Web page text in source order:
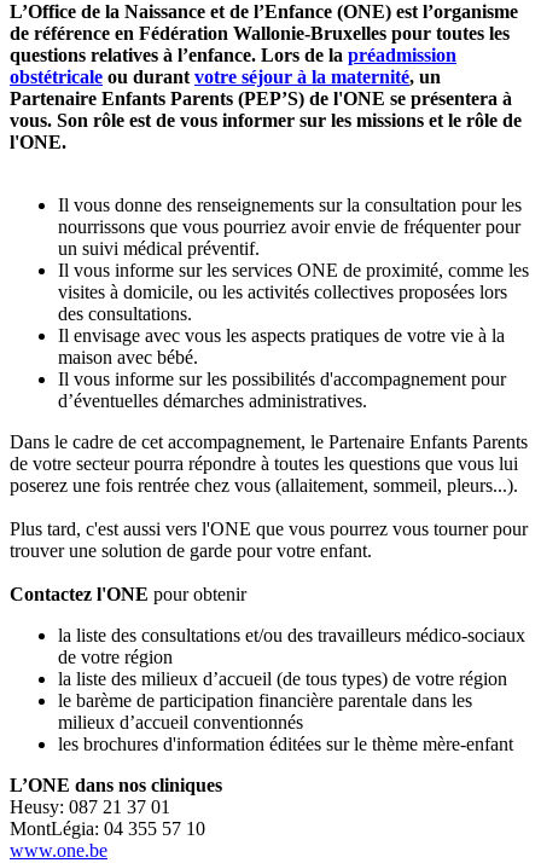
L’Office de la Naissance et de l’Enfance (ONE) est l’organisme
de référence en Fédération Wallonie-Bruxelles pour toutes les
questions relatives à l’enfance. Lors de la préadmission
obstétricale ou durantvotre séjour à la maternité, un
Partenaire Enfants Parents (PEP’S) de l'ONE se présentera à
vous. Son rôle est de vous informer sur les missions et le rôle de
l'ONE.
Il vous donne des renseignements sur la consultation pour les
nourrissons que vous pourriez avoir envie de fréquenter pour
un suivi médical préventif.
Il vous informe sur les services ONE de proximité, comme les
visites à domicile, ou les activités collectives proposées lors
des consultations.
Il envisage avec vous les aspects pratiques de votre vie à la
maison avec bébé.
Il vous informe sur les possibilités d'accompagnement pour
d’éventuelles démarches administratives.
Dans le cadre de cet accompagnement, le Partenaire Enfants Parents
de votre secteur pourra répondre à toutes les questions que vous lui
poserez une fois rentrée chez vous (allaitement, sommeil, pleurs...).
Plus tard, c'est aussi vers l'ONE que vous pourrez vous tourner pour
trouver une solution de garde pour votre enfant.
Contactez l'ONE pour obtenir
la liste des consultations et/ou des travailleurs médico-sociaux
de votre région
la liste des milieux d’accueil (de tous types) de votre région
le barème de participation financière parentale dans les
milieux d’accueil conventionnés
les brochures d'information éditées sur le thème mère-enfant
L’ONE dans nos cliniques
Heusy: 087 21 37 01
MontLégia: 04 355 57 10
www.one.be